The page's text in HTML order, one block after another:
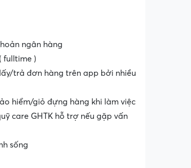
ngân hàng
fulltime )
trả đơn hàng trên app bởi nhiều
hiểm/giỏ đựng hàng khi làm việc
care GHTK hỗ trợ nếu gặp vấn
sống